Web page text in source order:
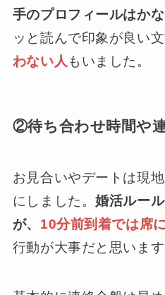
手のプロフィールはか
ッと読んで印象が良い
わない人もいました。
②待ち合わせ時間や
お見合いやデートは現
にしました。婚活ルー
が、 10分前到着では席
行動が大事だと思います